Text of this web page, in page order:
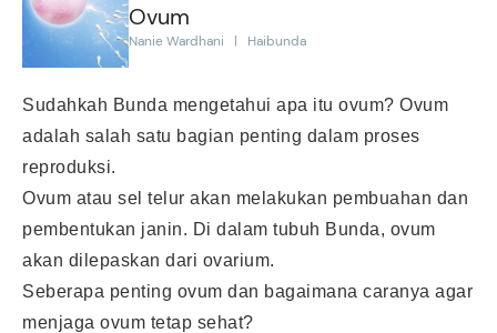
Ovum
Nanie Wardhani | Haibunda
Sudahkah Bunda mengetahui apa itu ovum? Ovum
adalah salah satu bagian penting dalam proses
reproduksi.
Ovum atau sel telur akan melakukan pembuahan dan
pembentukan janin. Di dalam tubuh Bunda, ovum
akan dilepaskan dari ovarium.
Seberapa penting ovum dan bagaimana caranya agar
menjaga ovum tetap sehat?